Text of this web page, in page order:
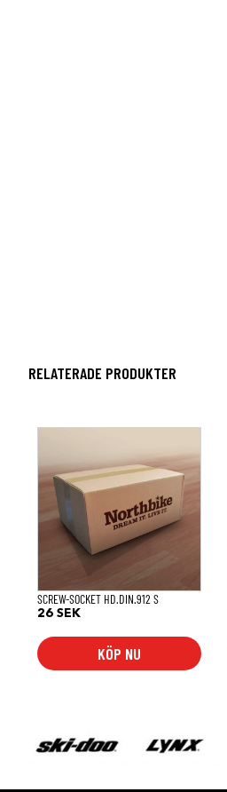
RELATERADE PRODUKTER
SCREW-SOCKET HD.DIN.912 S
26 SEK
KÖP NU